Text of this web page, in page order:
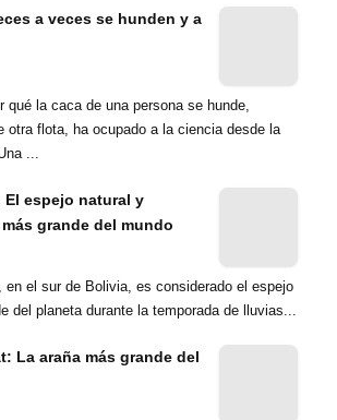
a veces se hunden y a
qué la caca de una persona se hunde,
otra flota, ha ocupado a la ciencia desde la
...
El espejo natural y
grande del mundo
en el sur de Bolivia, es considerado el espejo
del planeta durante la temporada de lluvias...
La araña más grande del